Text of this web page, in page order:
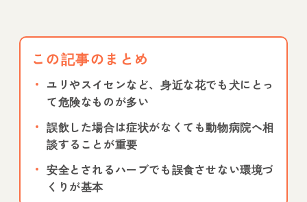
この記事のまとめ
ユリやスイセンなど、身近な花でも犬にとっ
て危険なものが多い
誤飲した場合は症状がなくても動物病院へ相
談することが重要
安全とされるハーブでも誤食させない環境づ
くりが基本